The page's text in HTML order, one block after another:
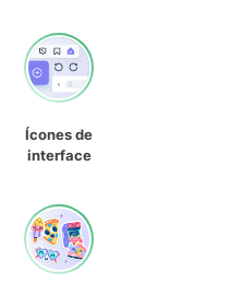
Ícones de
interface